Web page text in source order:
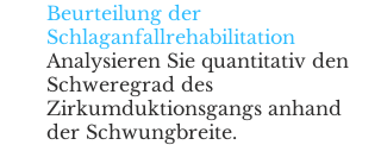
Beurteilung der
Schlaganfallrehabilitation
Analysieren Sie quantitativ den
Schweregrad des
Zirkumduktionsgangs anhand
der Schwungbreite.